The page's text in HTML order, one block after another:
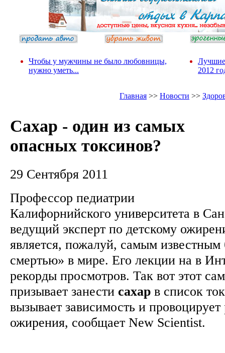
Чтобы у мужчины не было любовницы,
нужно уметь...
Лучшие
2012
Главная >> Новости >>
Сахар - один из самых
опасных токсинов?
29 Сентября 2011
Профессор педиатрии
Калифорнийского университета в
ведущий эксперт по детскому
является, пожалуй, самым известным
смертью» в мире. Его лекции на в
рекорды просмотров. Так вот этот
призывает занести сахар в список
вызывает зависимость и
ожирения, сообщает New Scientist.